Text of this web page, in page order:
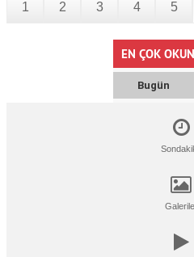
1 2 3 4 5
EN ÇOK
Bugün